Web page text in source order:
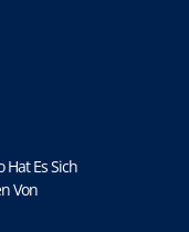
Hat Es Sich
Von